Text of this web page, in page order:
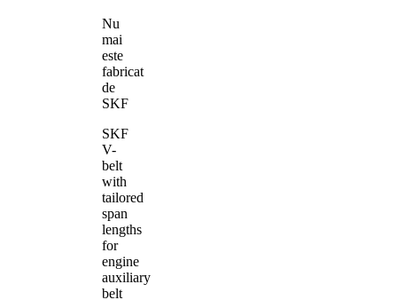
Nu
mai
este
fabricat
de
SKF
SKF
V-
belt
with
tailored
span
lengths
for
engine
auxiliary
belt